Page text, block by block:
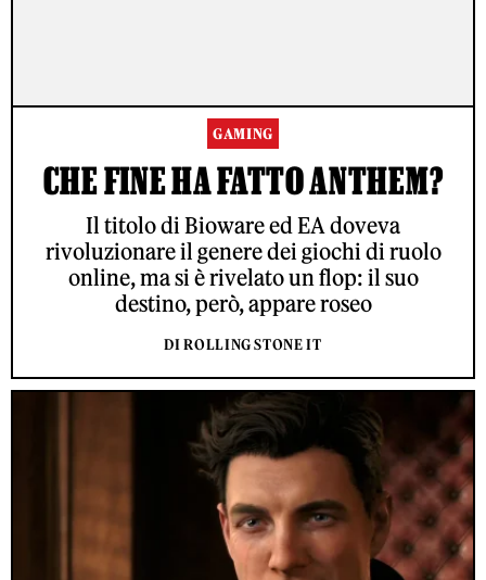
GAMING
CHE FINE HA FATTO ANTHEM?
Il titolo di Bioware ed EA doveva
rivoluzionare il genere dei giochi di ruolo
online, ma si è rivelato un flop: il suo
destino, però, appare roseo
DI ROLLING STONE IT